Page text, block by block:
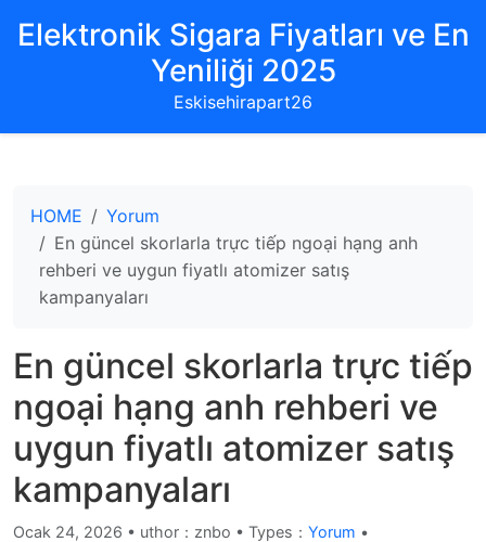
Elektronik Sigara Fiyatları ve En
Yeniliği 2025
Eskisehirapart26
HOME
Yorum
En güncel skorlarla trực tiếp ngoại hạng anh
rehberi ve uygun fiyatlı atomizer satış
kampanyaları
En güncel skorlarla trực tiếp
ngoại hạng anh rehberi ve
uygun fiyatlı atomizer satış
kampanyaları
Ocak 24, 2026 • uthor：znbo • Types： Yorum •